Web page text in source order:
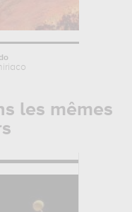
les mêmes